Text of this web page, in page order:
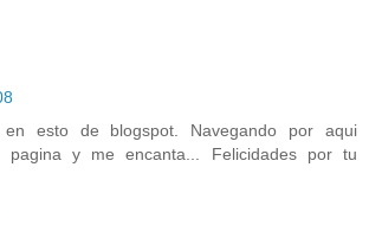
en esto de blogspot. Navegando por aqui
pagina y me encanta... Felicidades por tu